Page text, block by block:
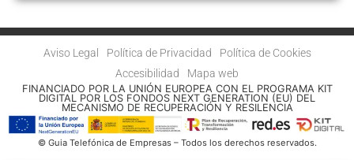
Aviso Legal Política de Privacidad
Política de Cookies
Accesibilidad
Mapa web
FINANCIADO POR LA UNIÓN EUROPEA CON EL PROGRAMA KIT
DIGITAL POR LOS FONDOS NEXT GENERATION (EU) DEL
MECANISMO DE RECUPERACIÓN Y RESILENCIA
© Guia Telefónica de Empresas – Todos los derechos reservados.